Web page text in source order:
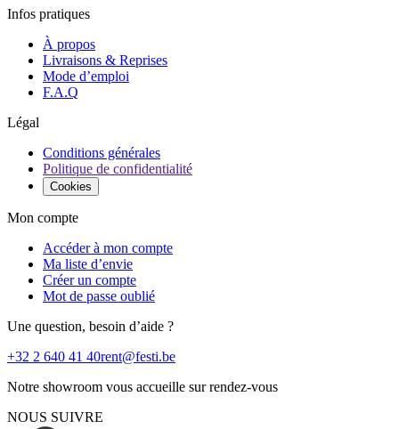
Infos pratiques
À propos
Livraisons & Reprises
Mode d’emploi
F.A.Q
Légal
Conditions générales
Politique de confidentialité
Cookies
Mon compte
Accéder à mon compte
Ma liste d’envie
Créer un compte
Mot de passe oublié
Une question, besoin d’aide ?
+32 2 640 41 40rent@festi.be
Notre showroom vous accueille sur rendez-vous
NOUS SUIVRE